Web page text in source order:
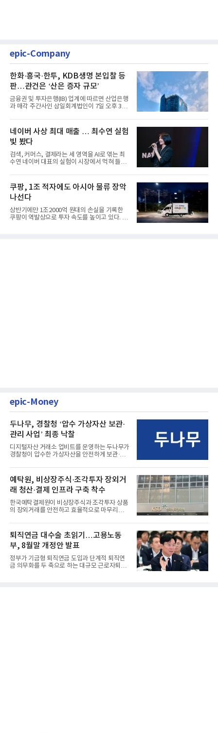
epic-Company
한화·흥국·한투, KDB생명 본입찰 등
판…관건은 ‘산은 증자 규모’
금융권 및 투자은행(IB) 업계에 따르면 산업은행
과 매각 주간사인 삼일회계법인이 7일 오후 3시
네이버 사상 최대 매출 … 최수연 실험
빛 봤다
검색, 커머스, 결제라는 세 영역을 AI로 엮는 최
수연 네이버 대표의 실험이 시장에서 먹혀 들어
쿠팡, 1조 적자에도 아시아 물류 장악
나선다
상반기에만 1조2000억 원대의 손실을 기록한
쿠팡이 역발상으로 투자 속도를 높이고 있다. 이
epic-Money
두나무, 경찰청 ‘압수 가상자산 보관·
관리 사업’ 최종 낙찰
디지털자산 거래소 업비트를 운영하는 두나무가
경찰청이 압수한 가상자산을 안전하게 보관·관
예탁원, 비상장주식·조각투자 장외거
래 청산·결제 인프라 구축 착수
한국예탁결제원이 비상장주식과 조각투자 상품
의 장외거래를 안전하고 효율적으로 마무리하기
퇴직연금 대수술 초읽기…고용노동
부, 8월말 개정안 발표
정부가 기금형 퇴직연금 도입과 단계적 퇴직연
금 의무화를 두 축으로 하는 대규모 근로자퇴직